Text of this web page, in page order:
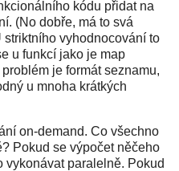
kódu přidat na
(No dobře, má to svá
striktního vyhodnocování to
u funkcí jako je map
je formát seznamu,
u mnoha krátkých
on-demand. Co všechno
Pokud se výpočet něčeho
paralelně. Pokud